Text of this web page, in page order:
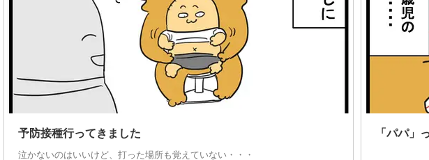
予防接種行ってきました
泣かないのはいいけど、打った場所も覚えていない・・・
「パパ」